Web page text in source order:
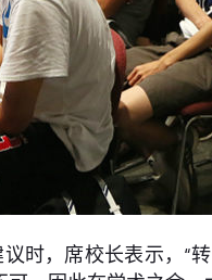
时，席校长表示，“